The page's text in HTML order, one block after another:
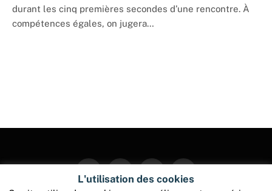
durant les cinq premières secondes d’une rencontre. À
compétences égales, on jugera…
FacebookTwitter InstagramPinterest
L'utilisation des cookies